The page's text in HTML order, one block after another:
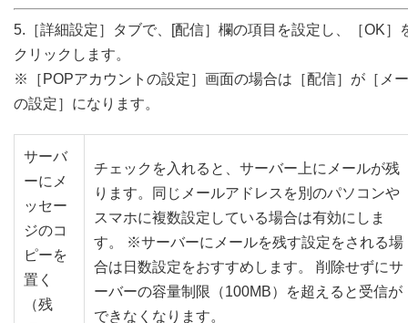
5.［詳細設定］タブで、[配信］欄の項目を設定し、［OK］
クリックします。
※［POPアカウントの設定］画面の場合は［配信］が［メ
の設定］になります。
サーバ
ーにメ
ッセー
ジのコ
ピーを
置く
（残
チェックを入れると、サーバー上にメールが残
ります。同じメールアドレスを別のパソコンや
スマホに複数設定している場合は有効にしま
す。 ※サーバーにメールを残す設定をされる場
合は日数設定をおすすめします。 削除せずにサ
ーバーの容量制限（100MB）を超えると受信が
できなくなります。